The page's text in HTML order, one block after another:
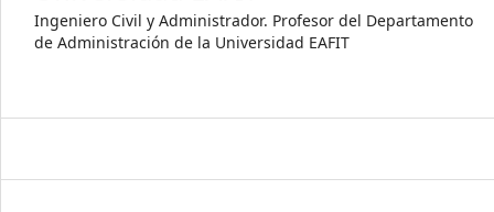
Ingeniero Civil y Administrador. Profesor del Departamento
de Administración de la Universidad EAFIT